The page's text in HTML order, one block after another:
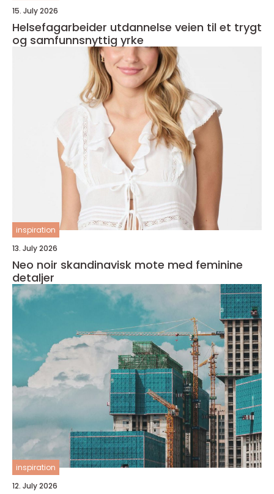
15. July 2026
Helsefagarbeider utdannelse veien til et trygt
og samfunnsnyttig yrke
inspiration
13. July 2026
Neo noir skandinavisk mote med feminine
detaljer
inspiration
12. July 2026